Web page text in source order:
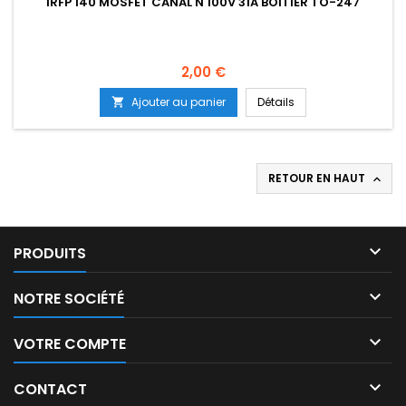
Prix
2,00 €
 Ajouter au panier Détails
RETOUR EN HAUT 
PRODUITS 
NOTRE SOCIÉTÉ 
VOTRE COMPTE 
CONTACT 